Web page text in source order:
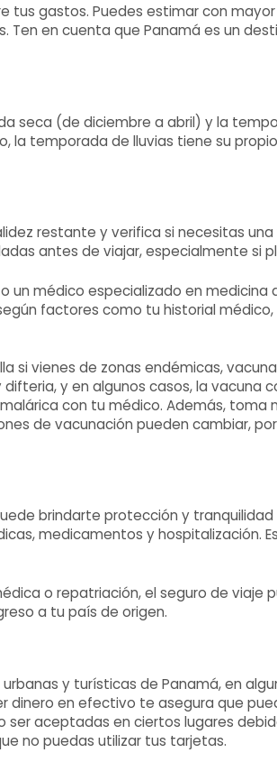
gastos. Puedes estimar con
en cuenta que Panamá es un
seca (de diciembre a abril) y la
la temporada de lluvias tiene su
restante y verifica si necesitas
antes de viajar, especialmente si
un médico especializado en
factores como tu historial
si vienes de zonas endémicas,
y en algunos casos, la vacuna
con tu médico. Además,
de vacunación pueden cambiar,
brindarte protección y
medicamentos y hospitalización.
o repatriación, el seguro de viaje
a tu país de origen.
y turísticas de Panamá, en
en efectivo te asegura que
aceptadas en ciertos lugares
no puedas utilizar tus tarjetas.